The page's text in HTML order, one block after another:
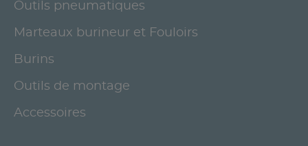
Outils pneumatiques
Marteaux burineur et Fouloirs
Burins
Outils de montage
Accessoires